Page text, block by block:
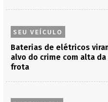
SEU VEÍCULO
Baterias de elétricos
alvo do crime com alta da
frota